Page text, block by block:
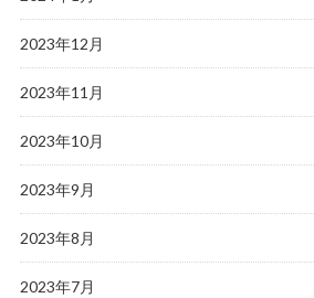
2023年12月
2023年11月
2023年10月
2023年9月
2023年8月
2023年7月